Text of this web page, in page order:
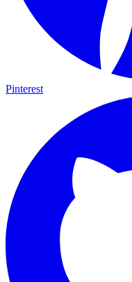
Pinterest